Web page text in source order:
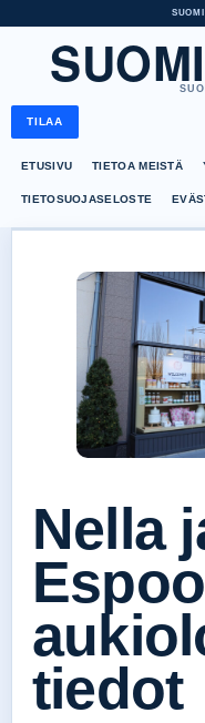
TILAA
ETUSIVU TIETOA MEISTÄ
TIETOSUOJASELOSTE
Nella
tiedot